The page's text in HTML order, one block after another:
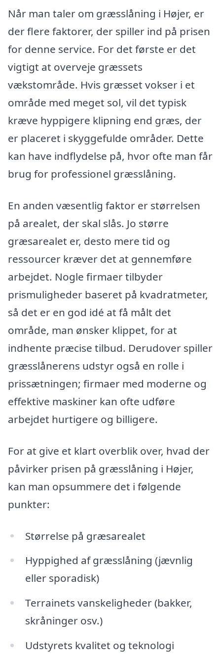
Når man taler om græsslåning i Højer, er
der flere faktorer, der spiller ind på prisen
for denne service. For det første er det
vigtigt at overveje græssets
vækstområde. Hvis græsset vokser i et
område med meget sol, vil det typisk
kræve hyppigere klipning end græs, der
er placeret i skyggefulde områder. Dette
kan have indflydelse på, hvor ofte man får
brug for professionel græsslåning.
En anden væsentlig faktor er størrelsen
på arealet, der skal slås. Jo større
græsarealet er, desto mere tid og
ressourcer kræver det at gennemføre
arbejdet. Nogle firmaer tilbyder
prismuligheder baseret på kvadratmeter,
så det er en god idé at få målt det
område, man ønsker klippet, for at
indhente præcise tilbud. Derudover spiller
græsslånerens udstyr også en rolle i
prissætningen; firmaer med moderne og
effektive maskiner kan ofte udføre
arbejdet hurtigere og billigere.
For at give et klart overblik over, hvad der
påvirker prisen på græsslåning i Højer,
kan man opsummere det i følgende
punkter:
Størrelse på græsarealet
Hyppighed af græsslåning (jævnlig
eller sporadisk)
Terrainets vanskeligheder (bakker,
skråninger osv.)
Udstyrets kvalitet og teknologi